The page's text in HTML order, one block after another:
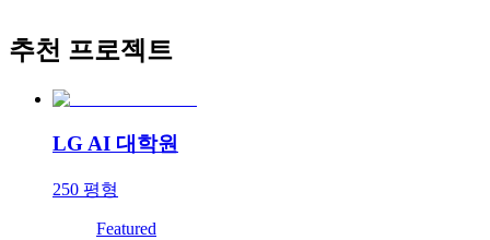
추천 프로젝트
LG AI 대학원
250 평형
Featured